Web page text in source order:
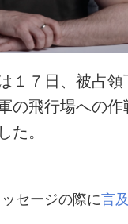
１７日、被占領
の飛行場への
た。
セージの際に言